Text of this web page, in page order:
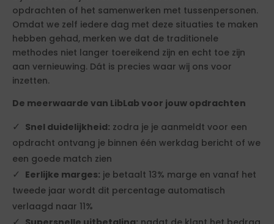
opdrachten of het samenwerken met tussenpersonen.
Omdat we zelf iedere dag met deze situaties te maken
hebben gehad, merken we dat de traditionele
methodes niet langer toereikend zijn en echt toe zijn
aan vernieuwing. Dát is precies waar wij ons voor
inzetten.
De meerwaarde van LibLab voor jouw opdrachten
Snel duidelijkheid: zodra je je aanmeldt voor een
opdracht ontvang je binnen één werkdag bericht of we
een goede match zien
Eerlijke marges: je betaalt 13% marge en vanaf het
tweede jaar wordt dit percentage automatisch
verlaagd naar 11%